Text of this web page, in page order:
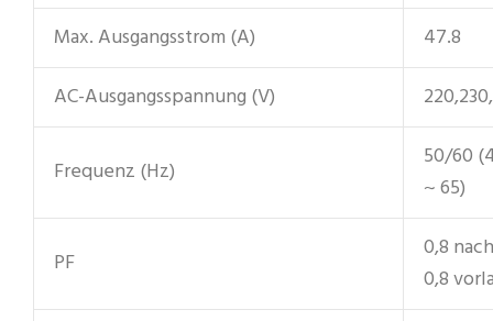
Max. Ausgangsstrom (A)
47.8
AC-Ausgangsspannung (V)
Frequenz (Hz)
50/60
~ 65)
PF
0,8
0,8